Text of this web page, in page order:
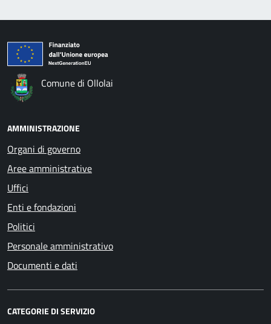
Comune di Ollolai
AMMINISTRAZIONE
Organi di governo
Aree amministrative
Uffici
Enti e fondazioni
Politici
Personale amministrativo
Documenti e dati
CATEGORIE DI SERVIZIO